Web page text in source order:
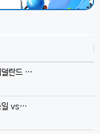
덜란드 …
일 vs…